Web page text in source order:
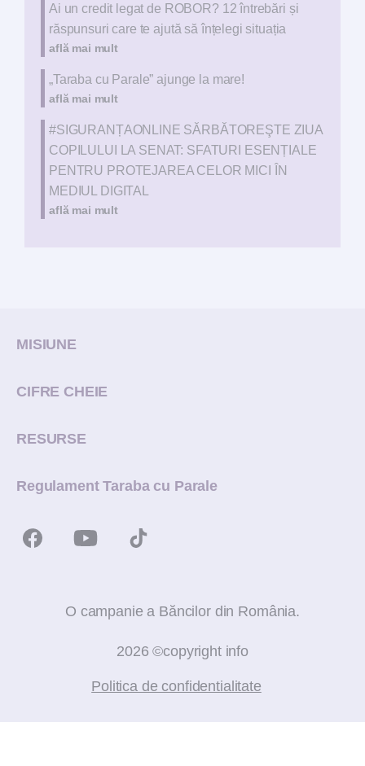
Ai un credit legat de ROBOR? 12 întrebări și
răspunsuri care te ajută să înțelegi situația
află mai mult
„Taraba cu Parale” ajunge la mare!
află mai mult
#SIGURANȚAONLINE SĂRBĂTOREŞTE ZIUA
COPILULUI LA SENAT: SFATURI ESENȚIALE
PENTRU PROTEJAREA CELOR MICI ÎN
MEDIUL DIGITAL
află mai mult
MISIUNE
CIFRE CHEIE
RESURSE
Regulament Taraba cu Parale
O campanie a Băncilor din România.
2026 ©copyright info
Politica de confidentialitate